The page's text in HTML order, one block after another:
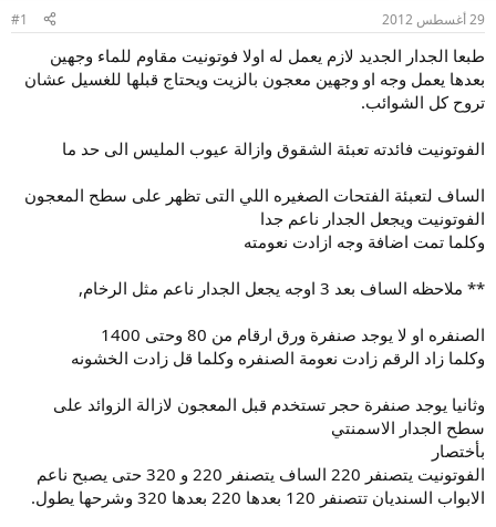
م
و
ض
و
ع
ل
إ
ن
ش
ا
ء
29 أغسطس 2012 #1
طبعا الجدار الجديد لازم يعمل له اولا فوتونيت مقاوم للماء وجهين
بعدها يعمل وجه او وجهين معجون بالزيت ويحتاج قبلها للغسيل عشان
تروح كل الشوائب.
الفوتونيت فائدته تعبئة الشقوق وازالة عيوب المليس الى حد ما
الساف لتعبئة الفتحات الصغيره اللي التى تظهر على سطح المعجون
الفوتونيت ويجعل الجدار ناعم جدا
وكلما تمت اضافة وجه ازادت نعومته
** ملاحظه الساف بعد 3 اوجه يجعل الجدار ناعم مثل الرخام,
الصنفره او لا يوجد صنفرة ورق ارقام من 80 وحتى 1400
وكلما زاد الرقم زادت نعومة الصنفره وكلما قل زادت الخشونه
وثانيا يوجد صنفرة حجر تستخدم قبل المعجون لازالة الزوائد على
سطح الجدار الاسمنتي
بأختصار
الفوتونيت يتصنفر 220 الساف يتصنفر 220 و 320 حتى يصبح ناعم
الابواب السنديان تتصنفر 120 بعدها 220 بعدها 320 وشرحها يطول.